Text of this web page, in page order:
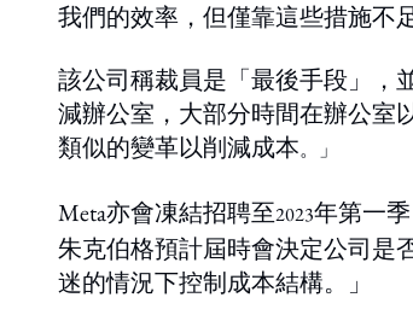
我們的效率，但僅靠這些措施不
該公司稱裁員是「最後手段」，
減辦公室，大部分時間在辦公室
類似的變革以削減成本。」
Meta亦會凍結招聘至2023年第一
朱克伯格預計屆時會決定公司是
迷的情況下控制成本結構。」